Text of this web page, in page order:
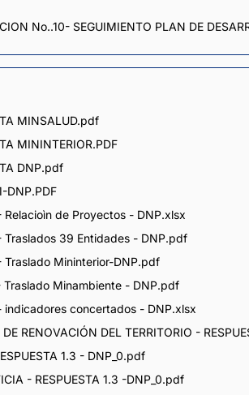
No..10- SEGUIMIENTO PLAN DE
MINSALUD.pdf
MININTERIOR.PDF
DNP.pdf
DNP.PDF
Relacioìn de Proyectos - DNP.xlsx
Traslados 39 Entidades - DNP.pdf
Traslado Mininterior-DNP.pdf
Traslado Minambiente - DNP.pdf
indicadores concertados - DNP.xlsx
RENOVACIÓN DEL TERRITORIO -
1.3 - DNP_0.pdf
- RESPUESTA 1.3 -DNP_0.pdf